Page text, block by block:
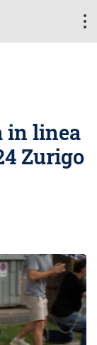
in linea
Zurigo